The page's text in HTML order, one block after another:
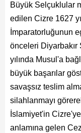
Sicil Arama
Şikayet Bildirim
Şikayet Takip Formu
Başkan
Başkanın
Başkanın Mesajı
Büyük Selçuklular
edilen Cizre 1627
İmparatorluğunun
önceleri Diyarbakır
yılında Musul'a
büyük başarılar
savaşsız teslim
silahlanmayı
İslamiyet'in
anlamına gelen